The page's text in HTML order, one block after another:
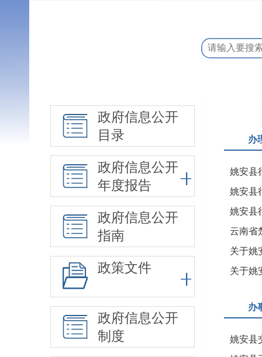
政府信息公开
目录
政府信息公开
年度报告
政府信息公开
指南
政策文件
政府信息公开
制度
办
姚安县
云南省
关于姚
关于姚
办
姚安县